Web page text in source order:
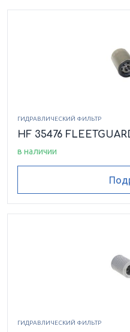
ГИДРАВЛИЧЕСКИЙ ФИЛЬТР
HF 35476
в наличии
ГИДРАВЛИЧЕСКИЙ ФИЛЬТР